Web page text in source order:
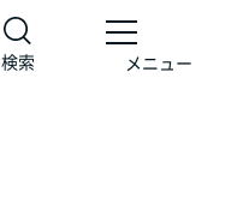
検索 メニュー